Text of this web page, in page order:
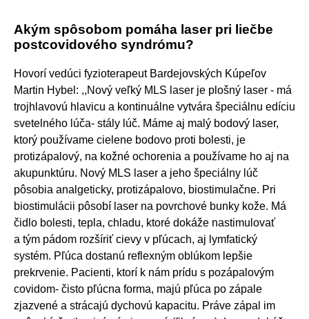
Akým spôsobom pomáha laser pri liečbe
postcovidového syndrómu?
Hovorí vedúci fyzioterapeut Bardejovských Kúpeľov
Martin Hybel: ,,Nový veľký MLS laser je plošný laser - má
trojhlavovú hlavicu a kontinuálne vytvára špeciálnu edíciu
svetelného lúča- stály lúč. Máme aj malý bodový laser,
ktorý používame cielene bodovo proti bolesti, je
protizápalový, na kožné ochorenia a používame ho aj na
akupunktúru. Nový MLS laser a jeho špeciálny lúč
pôsobia analgeticky, protizápalovo, biostimulačne. Pri
biostimulácii pôsobí laser na povrchové bunky kože. Má
čidlo bolesti, tepla, chladu, ktoré dokáže nastimulovať
a tým pádom rozšíriť cievy v pľúcach, aj lymfatický
systém. Pľúca dostanú reflexným oblúkom lepšie
prekrvenie. Pacienti, ktorí k nám prídu s pozápalovým
covidom- čisto pľúcna forma, majú pľúca po zápale
zjazvené a strácajú dychovú kapacitu. Práve zápal im